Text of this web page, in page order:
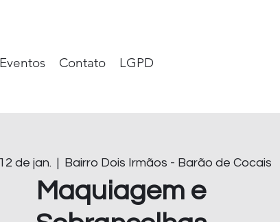
Eventos Contato LGPD
de jan.
  |
Bairro Dois Irmãos - Barão de Cocais
Maquiagem e